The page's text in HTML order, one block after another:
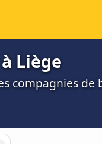
Liège
compagnies